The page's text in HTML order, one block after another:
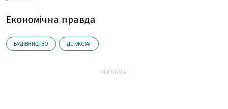
Економічна правда
БУДІВНИЦТВО ДЕРЖСТАТ
РЕКЛАМА: